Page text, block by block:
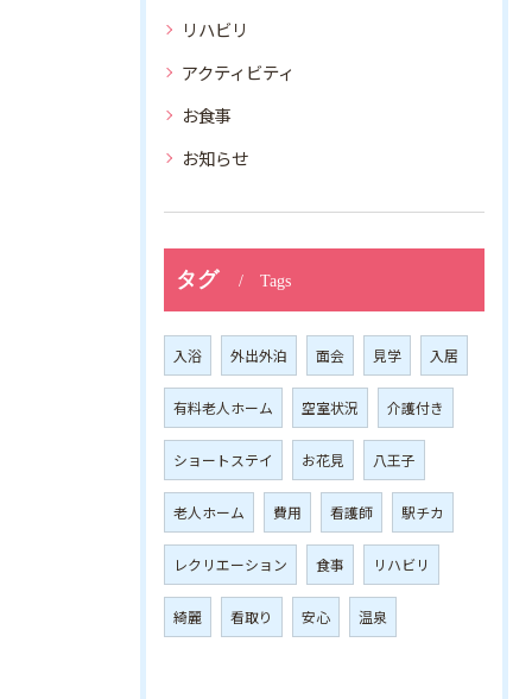
リハビリ
アクティビティ
お食事
お知らせ
タグ Tags
入浴 外出外泊 面会 見学 入居
有料老人ホーム 空室状況 介護付き
ショートステイ お花見 八王子
老人ホーム 費用 看護師 駅チカ
レクリエーション 食事 リハビリ
綺麗 看取り 安心 温泉